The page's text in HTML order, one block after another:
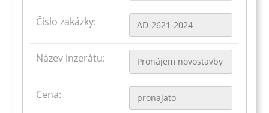
Číslo zakázky:
Název inzerátu:
Cena: